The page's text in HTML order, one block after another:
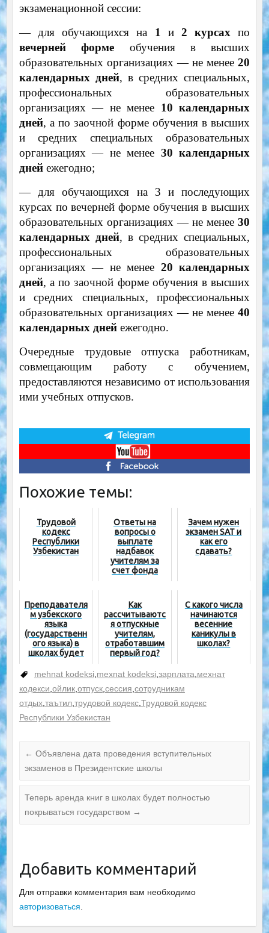
экзаменационной сессии:
— для обучающихся на 1 и 2 курсах по
вечерней форме обучения в высших
образовательных организациях — не менее20
календарных дней, в средних специальных,
профессиональных образовательных
организациях — не менее 10 календарных
дней, а по заочной форме обучения в высших
и средних специальных образовательных
организациях — не менее 30 календарных
днейежегодно;
— для обучающихся на 3 и последующих
курсах по вечерней форме обучения в высших
образовательных организациях — не менее30
календарных дней, в средних специальных,
профессиональных образовательных
организациях — не менее 20 календарных
дней, а по заочной форме обучения в высших
и средних специальных, профессиональных
образовательных организациях — не менее40
календарных днейежегодно.
Очередные трудовые отпуска работникам,
совмещающим работу с обучением,
предоставляются независимо от использования
ими учебных отпусков.
Похожие темы:
Трудовой
кодекс
Республики
Узбекистан
Ответы на
вопросы о
выплате
надбавок
учителям за
счет фонда
Зачем нужен
экзамен SAT и
как его
сдавать?
Преподавателя
м узбекского
языка
(государственн
ого языка) в
школах будет
надбавка
Как
рассчитываютс
я отпускные
учителям,
отработавшим
первый год?
С какого числа
начинаются
весенние
каникулы в
школах?
mehnat kodeksi,mexnat kodeksi,зарплата,мехнат
кодекси,ойлик,отпуск,сессия,сотрудникам
отдых,таътил,трудовой кодекс,Трудовой кодекс
Республики Узбекистан
← Объявлена дата проведения вступительных
экзаменов в Президентские школы
Теперь аренда книг в школах будет полностью
покрываться государством →
Добавить комментарий
Для отправки комментария вам необходимо
авторизоваться.